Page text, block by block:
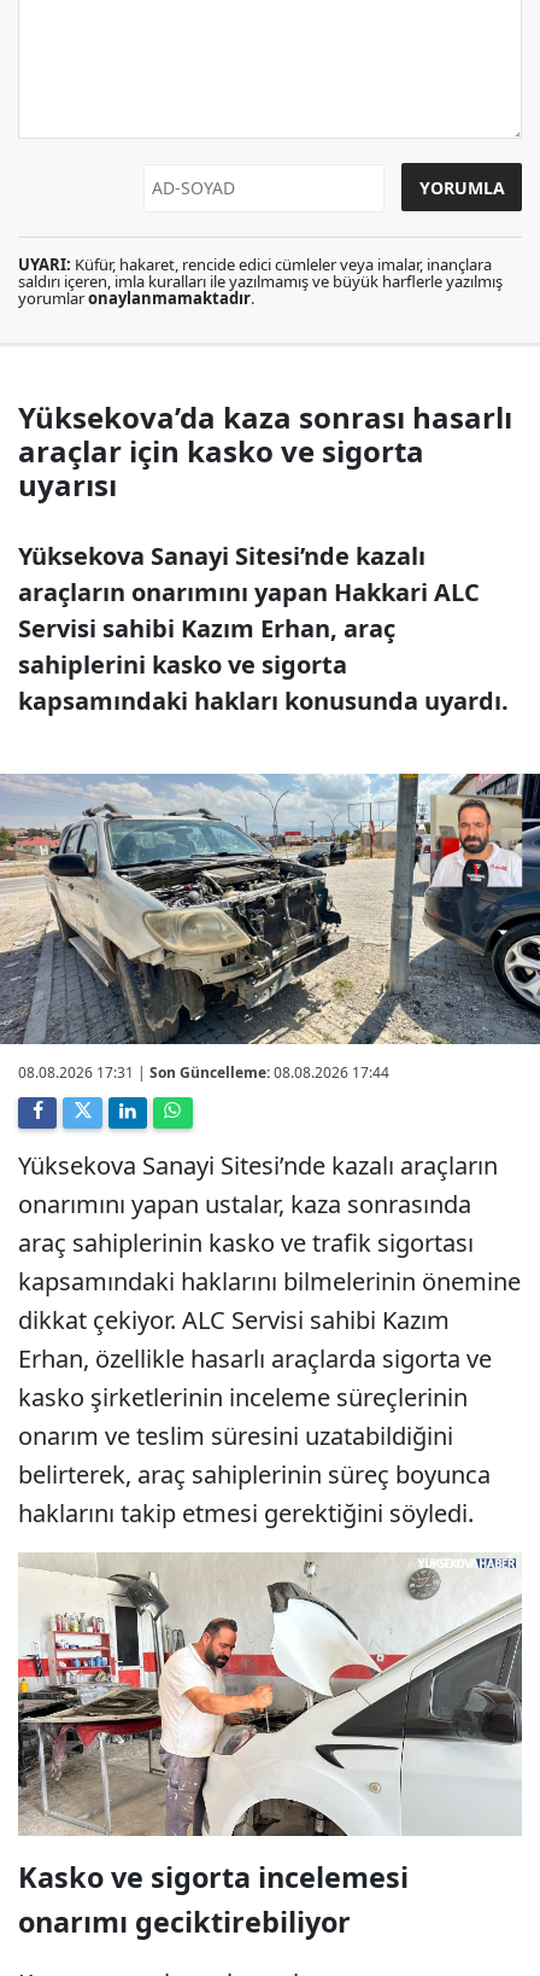
UYARI: Küfür, hakaret, rencide edici cümleler veya imalar, inançlara
saldırı içeren, imla kuralları ile yazılmamış ve büyük harflerle yazılmış
yorumlaronaylanmamaktadır.
Yüksekova’da kaza sonrası hasarlı
araçlar için kasko ve sigorta
uyarısı
Yüksekova Sanayi Sitesi’nde kazalı
araçların onarımını yapan Hakkari ALC
Servisi sahibi Kazım Erhan, araç
sahiplerini kasko ve sigorta
kapsamındaki hakları konusunda uyardı.
08.08.2026 17:31 | Son Güncelleme:08.08.2026 17:44
Yüksekova Sanayi Sitesi’nde kazalı araçların
onarımını yapan ustalar, kaza sonrasında
araç sahiplerinin kasko ve trafik sigortası
kapsamındaki haklarını bilmelerinin önemine
dikkat çekiyor. ALC Servisi sahibi Kazım
Erhan, özellikle hasarlı araçlarda sigorta ve
kasko şirketlerinin inceleme süreçlerinin
onarım ve teslim süresini uzatabildiğini
belirterek, araç sahiplerinin süreç boyunca
haklarını takip etmesi gerektiğini söyledi.
Kasko ve sigorta incelemesi
onarımı geciktirebiliyor